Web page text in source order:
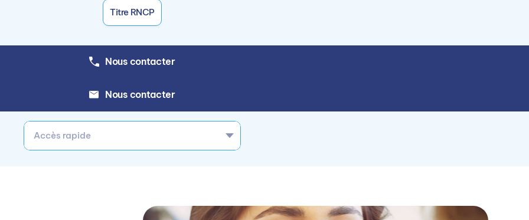
Titre RNCP
Nous contacter
Nous contacter
Accès rapide